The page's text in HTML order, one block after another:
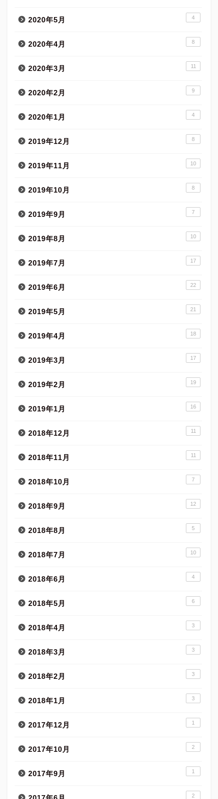
2020年5月 4
2020年4月 8
2020年3月 11
2020年2月 9
2020年1月 4
2019年12月 8
2019年11月 10
2019年10月 8
2019年9月 7
2019年8月 10
2019年7月 17
2019年6月 22
2019年5月 21
2019年4月 18
2019年3月 17
2019年2月 19
2019年1月 16
2018年12月 11
2018年11月 11
2018年10月 7
2018年9月 12
2018年8月 5
2018年7月 10
2018年6月 4
2018年5月 6
2018年4月 3
2018年3月 3
2018年2月 3
2018年1月 3
2017年12月 1
2017年10月 2
2017年9月 1
2